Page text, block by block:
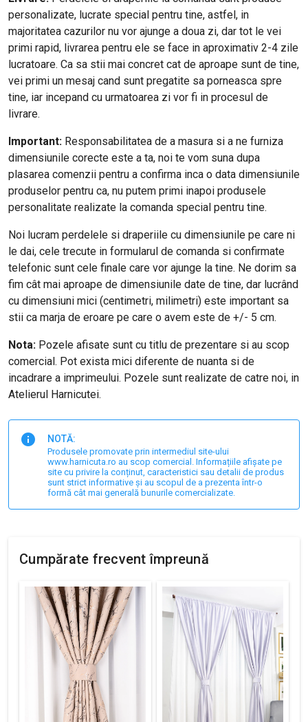
personalizate, lucrate special pentru tine, astfel, in
majoritatea cazurilor nu vor ajunge a doua zi, dar tot le vei
primi rapid, livrarea pentru ele se face in aproximativ 2-4 zile
lucratoare. Ca sa stii mai concret cat de aproape sunt de tine,
vei primi un mesaj cand sunt pregatite sa porneasca spre
tine, iar incepand cu urmatoarea zi vor fi in procesul de
livrare.
Important: Responsabilitatea de a masura si a ne furniza
dimensiunile corecte este a ta, noi te vom suna dupa
plasarea comenzii pentru a confirma inca o data dimensiunile
produselor pentru ca, nu putem primi inapoi produsele
personalitate realizate la comanda special pentru tine.
Noi lucram perdelele si draperiile cu dimensiunile pe care ni
le dai, cele trecute in formularul de comanda si confirmate
telefonic sunt cele finale care vor ajunge la tine. Ne dorim sa
fim cât mai aproape de dimensiunile date de tine, dar lucrând
cu dimensiuni mici (centimetri, milimetri) este important sa
stii ca marja de eroare pe care o avem este de +/- 5 cm.
Nota: Pozele afisate sunt cu titlu de prezentare si au scop
comercial. Pot exista mici diferente de nuanta si de
incadrare a imprimeului. Pozele sunt realizate de catre noi, in
Atelierul Harnicutei.
NOTĂ:
Produsele promovate prin intermediul site-ului
www.harnicuta.ro au scop comercial. Informațiile afișate pe
site cu privire la conținut, caracteristici sau detalii de produs
sunt strict informative și au scopul de a prezenta într-o
formă cât mai generală bunurile comercializate.
Cumpărate frecvent împreună